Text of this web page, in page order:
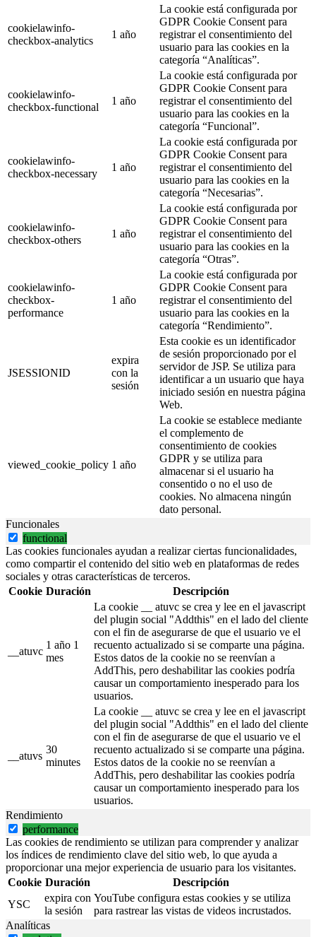
cookielawinfo-
checkbox-analytics
1 año
La cookie está configurada por
GDPR Cookie Consent para
registrar el consentimiento del
usuario para las cookies en la
categoría “Analíticas”.
cookielawinfo-
checkbox-functional
1 año
La cookie está configurada por
GDPR Cookie Consent para
registrar el consentimiento del
usuario para las cookies en la
categoría “Funcional”.
cookielawinfo-
checkbox-necessary
1 año
La cookie está configurada por
GDPR Cookie Consent para
registrar el consentimiento del
usuario para las cookies en la
categoría “Necesarias”.
cookielawinfo-
checkbox-others
1 año
La cookie está configurada por
GDPR Cookie Consent para
registrar el consentimiento del
usuario para las cookies en la
categoría “Otras”.
cookielawinfo-
checkbox-
performance
1 año
La cookie está configurada por
GDPR Cookie Consent para
registrar el consentimiento del
usuario para las cookies en la
categoría “Rendimiento”.
JSESSIONID
expira
con la
sesión
Esta cookie es un identificador
de sesión proporcionado por el
servidor de JSP. Se utiliza para
identificar a un usuario que haya
iniciado sesión en nuestra página
Web.
viewed_cookie_policy 1 año
La cookie se establece mediante
el complemento de
consentimiento de cookies
GDPR y se utiliza para
almacenar si el usuario ha
consentido o no el uso de
cookies. No almacena ningún
dato personal.
Funcionales
functional
Las cookies funcionales ayudan a realizar ciertas funcionalidades,
como compartir el contenido del sitio web en plataformas de redes
sociales y otras características de terceros.
Cookie Duración Descripción
__atuvc
1 año 1
mes
La cookie __ atuvc se crea y lee en el javascript
del plugin social "Addthis" en el lado del cliente
con el fin de asegurarse de que el usuario ve el
recuento actualizado si se comparte una página.
Estos datos de la cookie no se reenvían a
AddThis, pero deshabilitar las cookies podría
causar un comportamiento inesperado para los
usuarios.
__atuvs
30
minutes
La cookie __ atuvc se crea y lee en el javascript
del plugin social "Addthis" en el lado del cliente
con el fin de asegurarse de que el usuario ve el
recuento actualizado si se comparte una página.
Estos datos de la cookie no se reenvían a
AddThis, pero deshabilitar las cookies podría
causar un comportamiento inesperado para los
usuarios.
Rendimiento
performance
Las cookies de rendimiento se utilizan para comprender y analizar
los índices de rendimiento clave del sitio web, lo que ayuda a
proporcionar una mejor experiencia de usuario para los visitantes.
Cookie Duración
Descripción
YSC
expira con
la sesión
YouTube configura estas cookies y se utiliza
para rastrear las vistas de videos incrustados.
Analíticas